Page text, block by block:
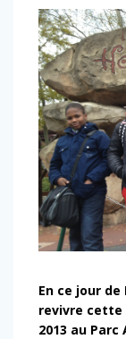
En ce jour de
revivre cette
2013 au Parc